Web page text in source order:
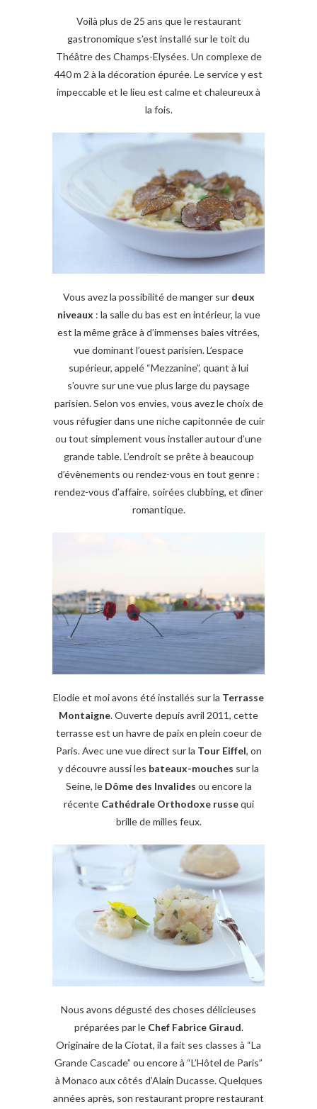
Voilà plus de 25 ans que le restaurant
gastronomique s’est installé sur le toit du
Théâtre des Champs-Elysées. Un complexe de
440 m 2 à la décoration épurée. Le service y est
impeccable et le lieu est calme et chaleureux à
la fois.
Vous avez la possibilité de manger sur deux
niveaux : la salle du bas est en intérieur, la vue
est la même grâce à d’immenses baies vitrées,
vue dominant l’ouest parisien. L’espace
supérieur, appelé “Mezzanine”, quant à lui
s’ouvre sur une vue plus large du paysage
parisien. Selon vos envies, vous avez le choix de
vous réfugier dans une niche capitonnée de cuir
ou tout simplement vous installer autour d’une
grande table. L’endroit se prête à beaucoup
d’évènements ou rendez-vous en tout genre :
rendez-vous d’affaire, soirées clubbing, et dîner
romantique.
Elodie et moi avons été installés sur la Terrasse
Montaigne. Ouverte depuis avril 2011, cette
terrasse est un havre de paix en plein coeur de
Paris. Avec une vue direct sur la Tour Eiffel, on
y découvre aussi les bateaux-mouches sur la
Seine, le Dôme des Invalides ou encore la
récente Cathédrale Orthodoxe russequi
brille de milles feux.
Nous avons dégusté des choses délicieuses
préparées par le Chef Fabrice Giraud.
Originaire de la Ciotat, il a fait ses classes à “La
Grande Cascade” ou encore à “L’Hôtel de Paris”
à Monaco aux côtés d’Alain Ducasse. Quelques
années après, son restaurant propre restaurant